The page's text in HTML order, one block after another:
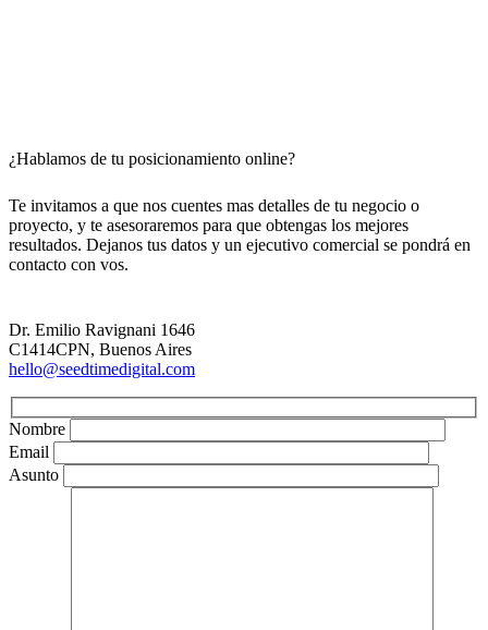
¿Hablamos de tu posicionamiento online?
Te invitamos a que nos cuentes mas detalles de tu negocio o
proyecto, y te asesoraremos para que obtengas los mejores
resultados. Dejanos tus datos y un ejecutivo comercial se pondrá en
contacto con vos.
Dr. Emilio Ravignani 1646
C1414CPN, Buenos Aires
hello@seedtimedigital.com
Nombre
Email
Asunto